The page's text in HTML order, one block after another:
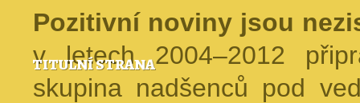
TITULNÍ STRANA
Pozitivní noviny jsou
v letech 2004–2012
skupina nadšenců pod